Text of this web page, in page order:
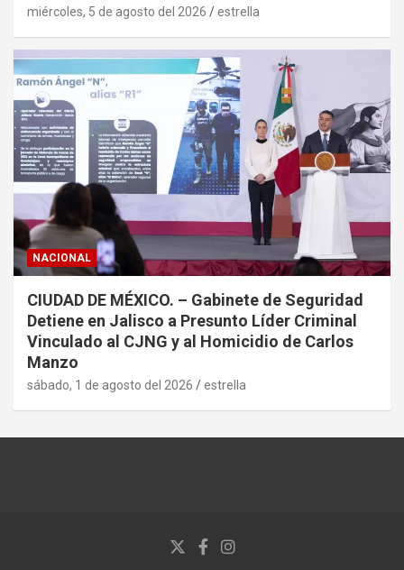
miércoles, 5 de agosto del 2026 estrella
NACIONAL
CIUDAD DE MÉXICO. – Gabinete de Seguridad
Detiene en Jalisco a Presunto Líder Criminal
Vinculado al CJNG y al Homicidio de Carlos
Manzo
sábado, 1 de agosto del 2026 estrella